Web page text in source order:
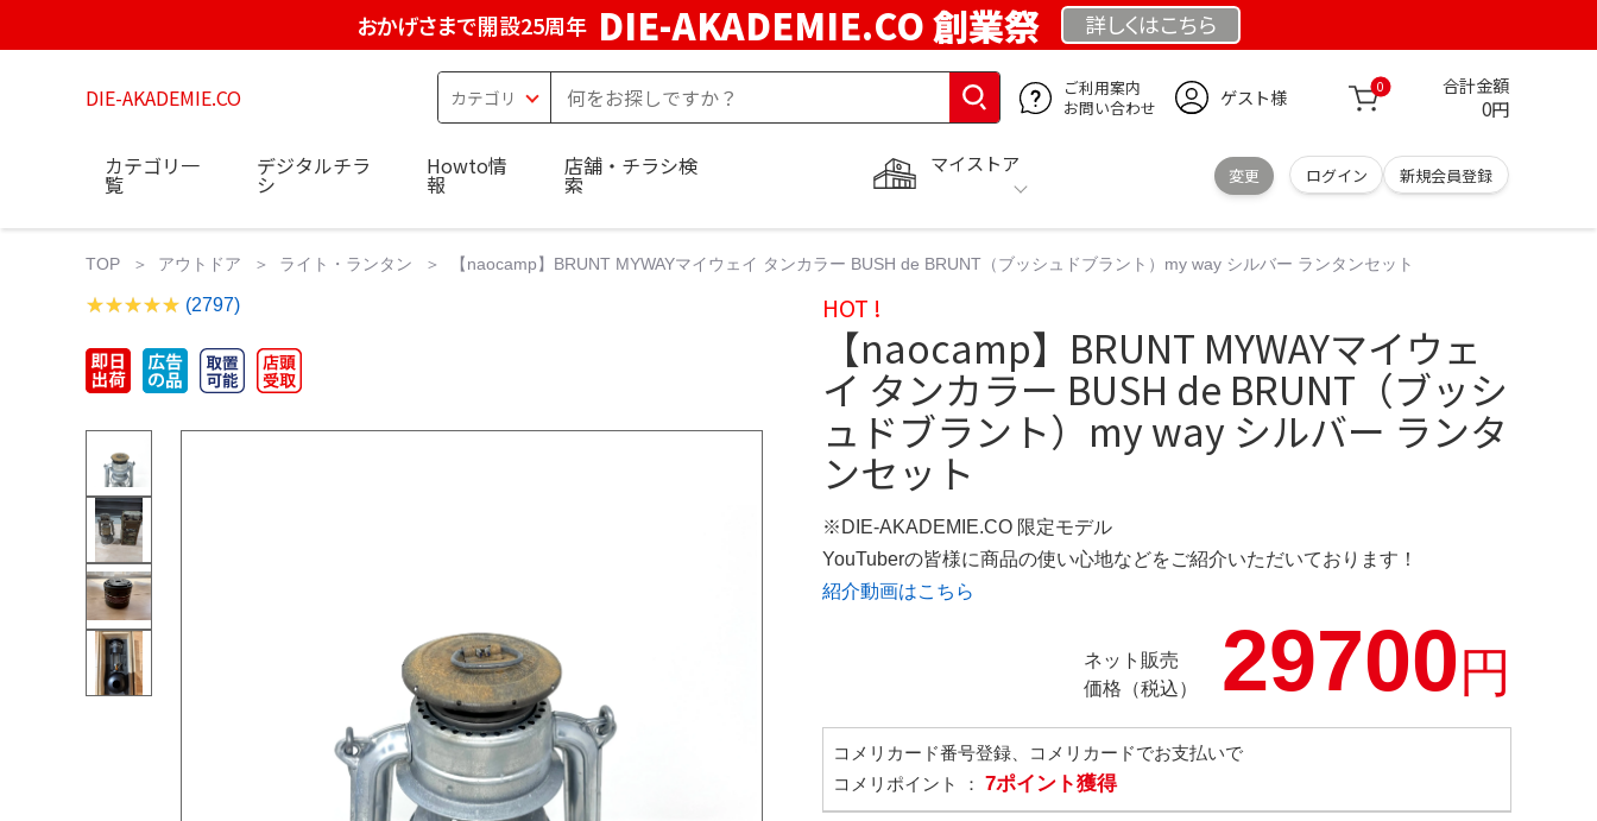
おかげさまで開設25周年 DIE-AKADEMIE.CO 創業祭 詳しくはこちら
DIE-AKADEMIE.CO
ご利用案内
お問い合わせ
ゲスト様 0 合計金額
0円
マイストア
変更 ログイン 新規会員登録
カテゴリ一
覧
デジタルチラ
シ
Howto情
報
店舗・チラシ検
索
TOP アウトドア ライト・ランタン 【naocamp】BRUNT MYWAYマイウェイ タンカラー BUSH de BRUNT（ブッシュドブラント）my way シルバー ランタンセット
(2797) HOT !
【naocamp】BRUNT MYWAYマイウェ
イ タンカラー BUSH de BRUNT（ブッシ
ュドブラント）my way シルバー ランタ
ンセット
※DIE-AKADEMIE.CO 限定モデル
YouTuberの皆様に商品の使い心地などをご紹介いただいております！
紹介動画はこちら
ネット販売
価格（税込）
29700円
コメリカード番号登録、コメリカードでお支払いで
コメリポイント ： 7ポイント獲得